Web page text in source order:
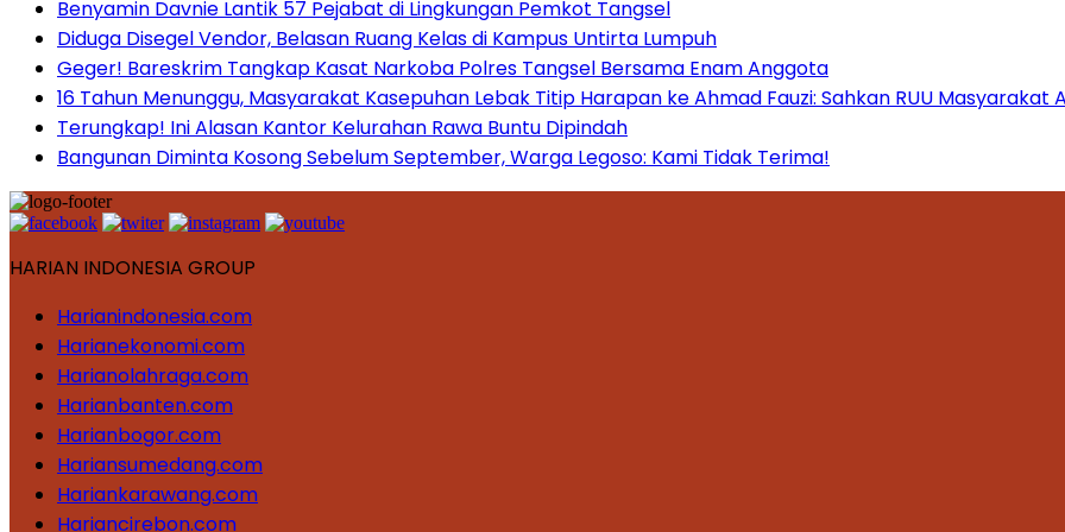
Benyamin Davnie Lantik 57 Pejabat di Lingkungan Pemkot Tangsel
Diduga Disegel Vendor, Belasan Ruang Kelas di Kampus Untirta Lumpuh
Geger! Bareskrim Tangkap Kasat Narkoba Polres Tangsel Bersama Enam Anggota
16 Tahun Menunggu, Masyarakat Kasepuhan Lebak Titip Harapan ke Ahmad Fauzi: Sahkan RUU Masyarakat
Terungkap! Ini Alasan Kantor Kelurahan Rawa Buntu Dipindah
Bangunan Diminta Kosong Sebelum September, Warga Legoso: Kami Tidak Terima!
HARIAN INDONESIA GROUP
Harianindonesia.com
Harianekonomi.com
Harianolahraga.com
Harianbanten.com
Harianbogor.com
Hariansumedang.com
Hariankarawang.com
Hariancirebon.com